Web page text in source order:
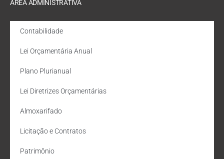
ÁREA ADMINISTRATIVA
Contabilidade
Lei Orçamentária Anual
Plano Plurianual
Lei Diretrizes Orçamentárias
Almoxarifado
Licitação e Contratos
Patrimônio